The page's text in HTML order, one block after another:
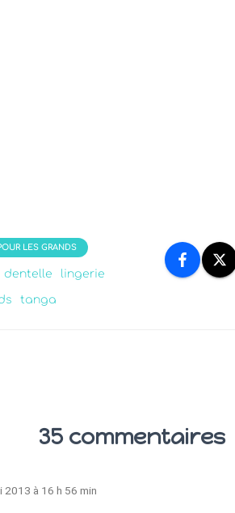
LES GRANDS
dentelle lingerie
tanga
35 commentaires
2013 à 16 h 56 min